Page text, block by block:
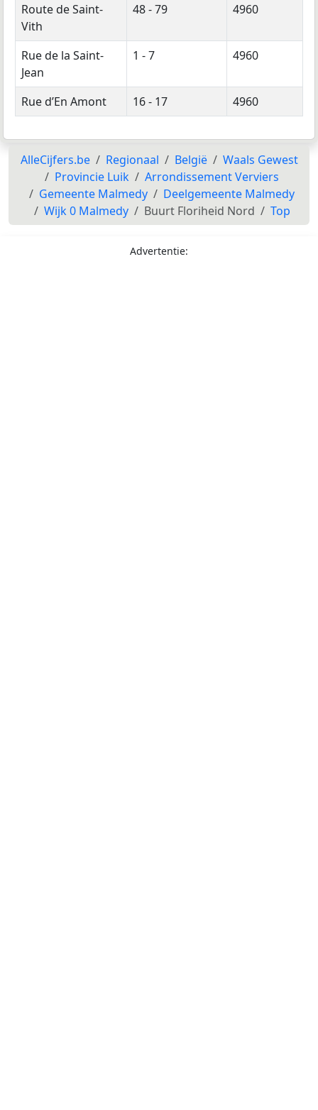
Route de Saint-
Vith
48 - 79 4960
Rue de la Saint-
Jean
1 - 7 4960
Rue d’En Amont 16 - 17 4960
AlleCijfers.be Regionaal België
Waals Gewest
Provincie Luik
Arrondissement Verviers
Gemeente Malmedy
Deelgemeente Malmedy
Wijk 0 Malmedy
Buurt Floriheid Nord Top
Advertentie: